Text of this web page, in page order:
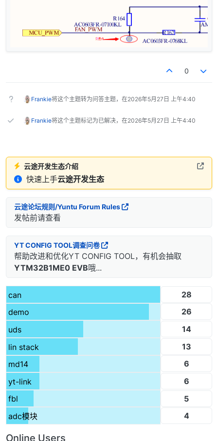
0
Frankie将这个主题转为问答主题，在2026年5月27日 上午4:40
Frankie将这个主题标记为已解决，在2026年5月27日 上午4:40
云途开发生态介绍
快速上手云途开发生态
云途论坛规则/Yuntu Forum Rules
发帖前请查看
YT CONFIG TOOL调查问卷
帮助改进和优化YT CONFIG TOOL，有机会抽取
YTM32B1ME0 EVB哦...
can
28
demo
26
uds
14
lin stack
13
md14
6
yt-link
6
fbl
5
adc模块
4
Online Users